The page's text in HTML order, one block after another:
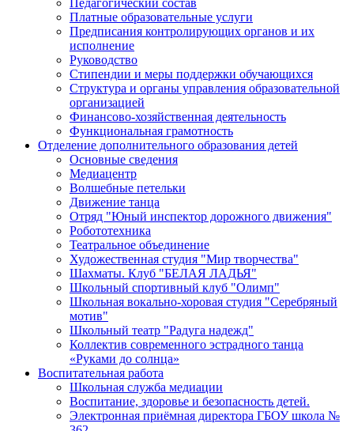
Педагогический состав
Платные образовательные услуги
Предписания контролирующих органов и их
исполнение
Руководство
Стипендии и меры поддержки обучающихся
Структура и органы управления образовательной
организацией
Финансово-хозяйственная деятельность
Функциональная грамотность
Отделение дополнительного образования детей
Основные сведения
Медиацентр
Волшебные петельки
Движение танца
Отряд "Юный инспектор дорожного движения"
Робототехника
Театральное объединение
Художественная студия "Мир творчества"
Шахматы. Клуб "БЕЛАЯ ЛАДЬЯ"
Школьный спортивный клуб "Олимп"
Школьная вокально-хоровая студия "Серебряный
мотив"
Школьный театр "Радуга надежд"
Коллектив современного эстрадного танца
«Руками до солнца»
Воспитательная работа
Школьная служба медиации
Воспитание, здоровье и безопасность детей.
Электронная приёмная директора ГБОУ школа №